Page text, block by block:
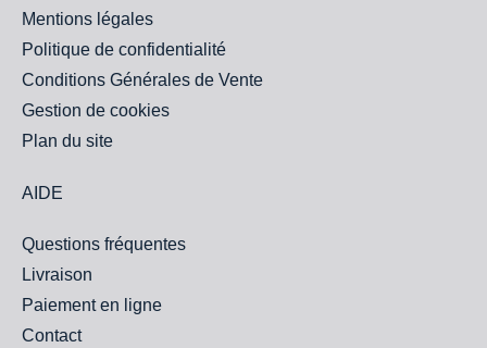
Mentions légales
Politique de confidentialité
Conditions Générales de Vente
Gestion de cookies
Plan du site
AIDE
Questions fréquentes
Livraison
Paiement en ligne
Contact